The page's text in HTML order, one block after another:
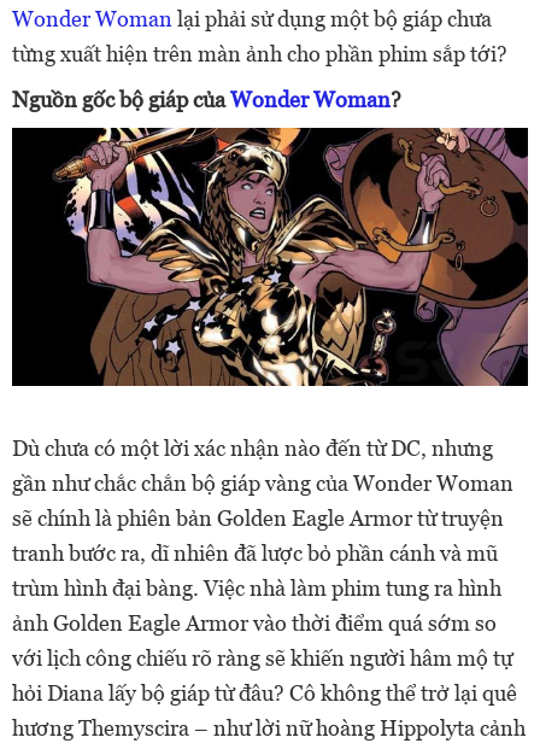
Wonder Woman lại phải sử dụng một bộ giáp chưa
từng xuất hiện trên màn ảnh cho phần phim sắp tới?
Nguồn gốc bộ giáp củaWonder Woman?
Dù chưa có một lời xác nhận nào đến từ DC, nhưng
gần như chắc chắn bộ giáp vàng của Wonder Woman
sẽ chính là phiên bản Golden Eagle Armor từ truyện
tranh bước ra, dĩ nhiên đã lược bỏ phần cánh và mũ
trùm hình đại bàng. Việc nhà làm phim tung ra hình
ảnh Golden Eagle Armor vào thời điểm quá sớm so
với lịch công chiếu rõ ràng sẽ khiến người hâm mộ tự
hỏi Diana lấy bộ giáp từ đâu? Cô không thể trở lại quê
hương Themyscira – như lời nữ hoàng Hippolyta cảnh